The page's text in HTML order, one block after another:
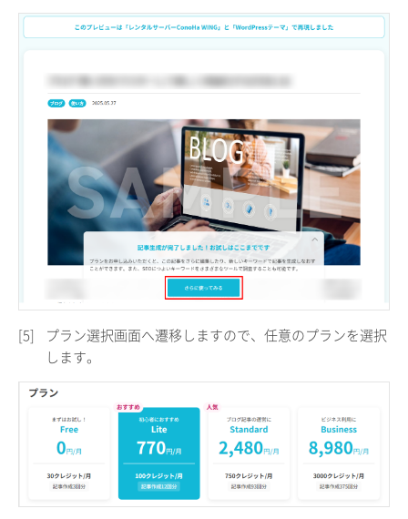
[5]
プラン選択画面へ遷移しますので、任意のプランを選択
します。